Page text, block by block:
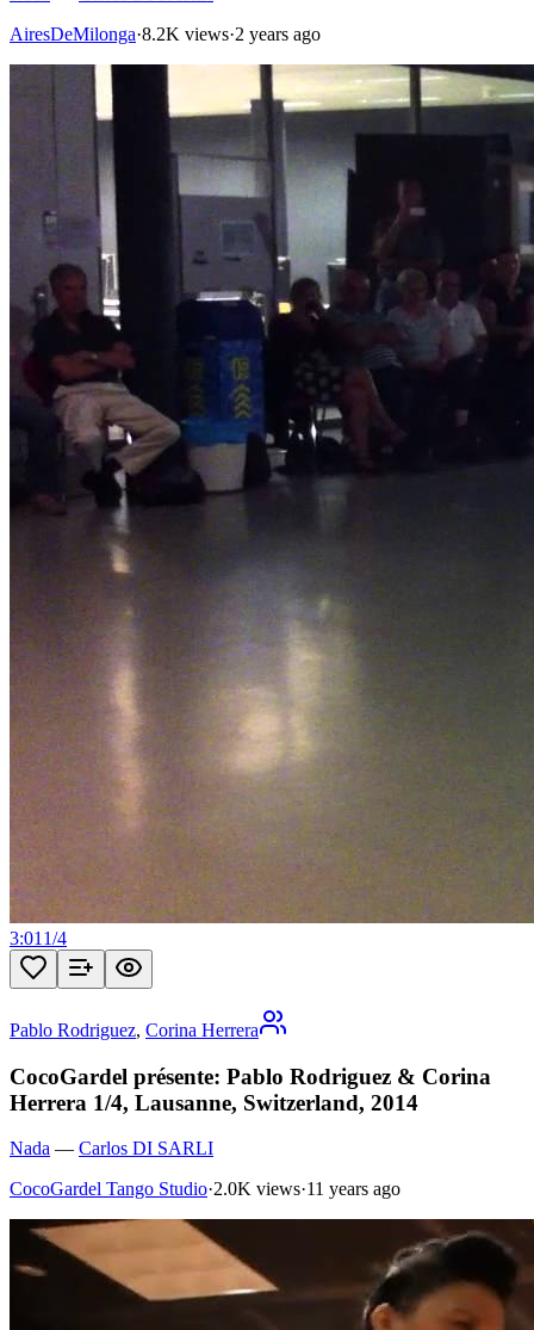
AiresDeMilonga·8.2K views·2 years ago
3:01 1/4
Pablo Rodriguez, Corina Herrera
CocoGardel présente: Pablo Rodriguez & Corina
Herrera 1/4, Lausanne, Switzerland, 2014
Nada — Carlos DI SARLI
CocoGardel Tango Studio·2.0K views·11 years ago